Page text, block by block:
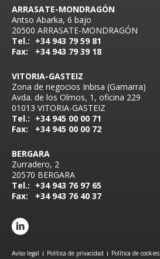
ARRASATE-MONDRAGÓN
Antso Abarka, 6 bajo
20500 ARRASATE-MONDRAGÓN
Tel.: +34 943 79 59 81
Fax:
+34 943 79 39 18
VITORIA-GASTEIZ
Zona de negocios Inbisa (Gamarra)
Avda. de los Olmos, 1, oficina 229
01013 VITORIA-GASTEIZ
Tel.: +34 945 00 00 71
Fax:
+34 945 00 00 72
BERGARA
Zurradero, 2
20570 BERGARA
Tel.: +34 943 76 97 65
Fax:
+34 943 76 40 37
Aviso legal Política de privacidad Política de cookies